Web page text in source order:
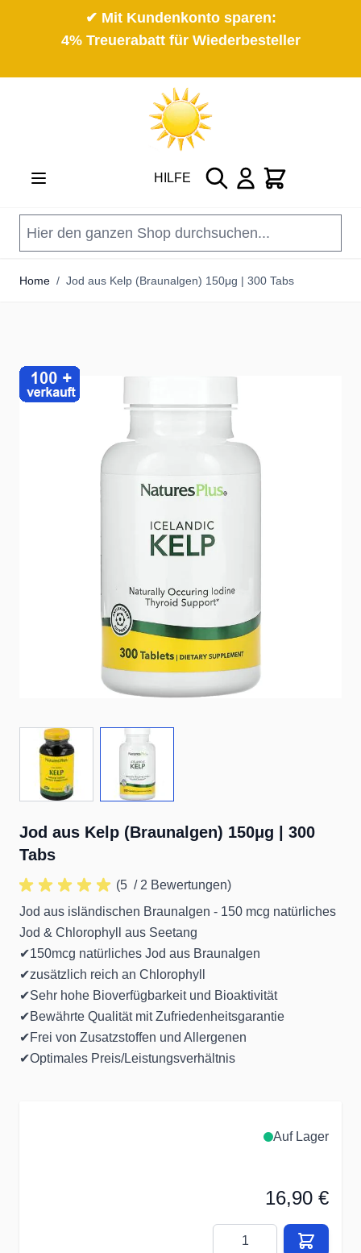
✔ Mit Kundenkonto sparen:
4% Treuerabatt für Wiederbesteller
HILFE Suche Cart
Home / Jod aus Kelp (Braunalgen) 150μg | 300 Tabs
View larger imageView larger image
Jod aus Kelp (Braunalgen) 150μg | 300
Tabs
(5 / 2 Bewertungen)
Jod aus isländischen Braunalgen - 150 mcg natürliches
Jod & Chlorophyll aus Seetang
✔150mcg natürliches Jod aus Braunalgen
✔zusätzlich reich an Chlorophyll
✔Sehr hohe Bioverfügbarkeit und Bioaktivität
✔Bewährte Qualität mit Zufriedenheitsgarantie
✔Frei von Zusatzstoffen und Allergenen
✔Optimales Preis/Leistungsverhältnis
Auf Lager
16,90 €
Menge